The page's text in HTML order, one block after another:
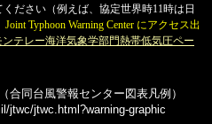
ください（例えば、協定世界時11時は日
Joint Typhoon Warning Center にアクセス出
ンテレー海洋気象学部門熱帯低気圧ペー
（合同台風警報センター図表凡例）
jtwc/jtwc.html?warning-graphic